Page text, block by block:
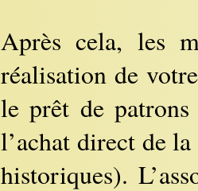
Après cela, les
réalisation de
le prêt de
l’achat direct de
historiques).